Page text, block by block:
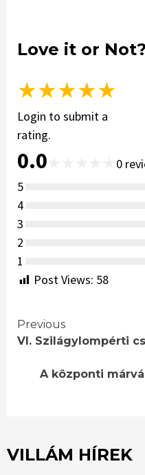
Love it or
★★★★★
Login to submit a
rating.
0.0 0
5
4
3
2
1
Post Views: 58
Continue
Previous
VI. Szilágylompérti
A központi
VILLÁM HÍREK